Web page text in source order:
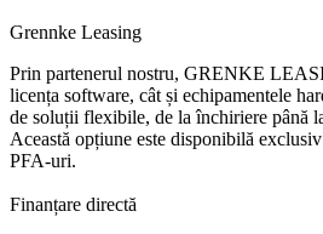
Grennke Leasing
Prin partenerul nostru, GRENKE
licența software, cât și echipamentele
de soluții flexibile, de la închiriere până
Această opțiune este disponibilă
PFA-uri.
Finanțare directă